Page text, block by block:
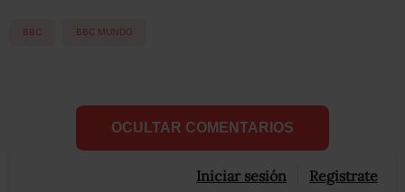
BBC BBC MUNDO
OCULTAR COMENTARIOS
Iniciar sesión Registrate